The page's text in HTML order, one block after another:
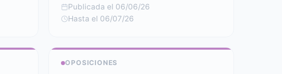
Publicada el 06/06/26
Hasta el 06/07/26
OPOSICIONES